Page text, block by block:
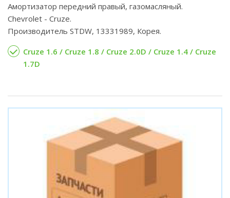
Амортизатор передний правый, газомасляный.
Chevrolet - Cruze.
Производитель STDW, 13331989, Корея.
Cruze 1.6 / Cruze 1.8 / Cruze 2.0D / Cruze 1.4 / Cruze
1.7D